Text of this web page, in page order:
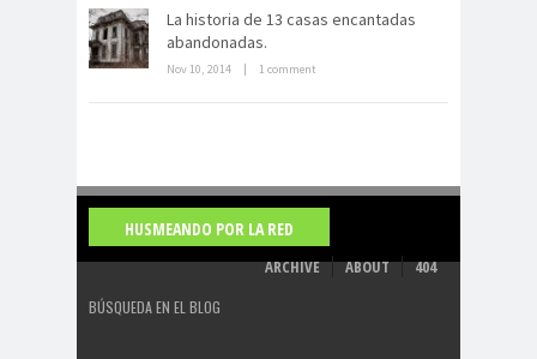
de indias
La historia de 13 casas encantadas
abandonadas.
Nov 10, 2014 | 1 comment
HUSMEANDO POR LA RED
ARCHIVE ABOUT 404
BÚSQUEDA EN EL BLOG